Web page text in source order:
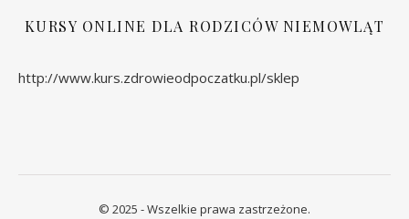
KURSY ONLINE DLA RODZICÓW NIEMOWLĄT
http://www.kurs.zdrowieodpoczatku.pl/sklep
© 2025 - Wszelkie prawa zastrzeżone.